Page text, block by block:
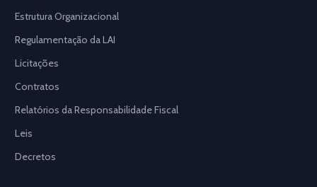
Estrutura Organizacional
Regulamentação da LAI
Licitações
Contratos
Relatórios da Responsabilidade Fiscal
Leis
Decretos